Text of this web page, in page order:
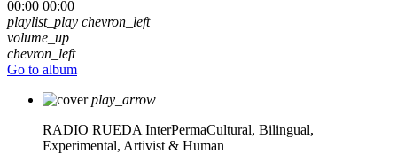
00:00 00:00
playlist_play chevron_left
volume_up
chevron_left
Go to album
play_arrow
RADIO RUEDA InterPermaCultural, Bilingual,
Experimental, Artivist & Human